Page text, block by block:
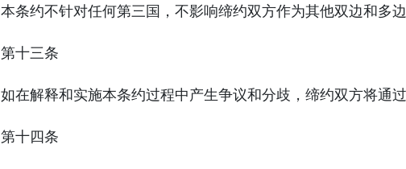
本条约不针对任何第三国，不影响缔约双方作为其他双边和多
第十三条
如在解释和实施本条约过程中产生争议和分歧，缔约双方将通
第十四条